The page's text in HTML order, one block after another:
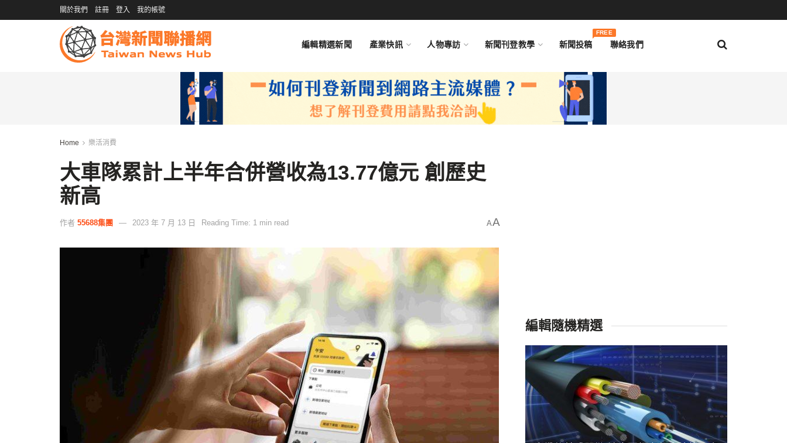
關於我們 註冊 登入 我的帳號
編輯精選新聞 產業快訊 人物專訪 新聞刊登教學 新聞投稿
FREE
聯絡我們
Home 樂活消費
大車隊累計上半年合併營收為13.77億元 創歷史
新高
作者 55688集團 2023 年 7 月 13 日 Reading Time: 1 min read AA
編輯隨機精選